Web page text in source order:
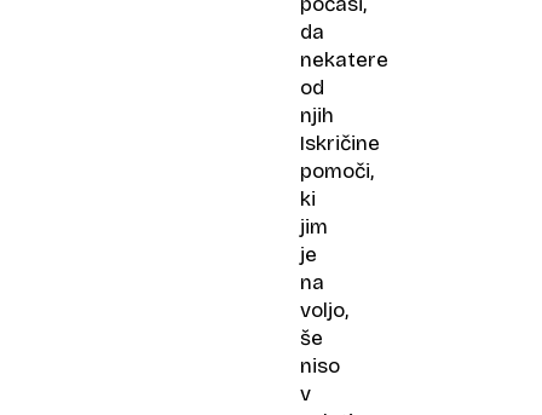
da
nekatere
od
njih
Iskričine
pomoči,
ki
jim
je
na
voljo,
še
niso
v